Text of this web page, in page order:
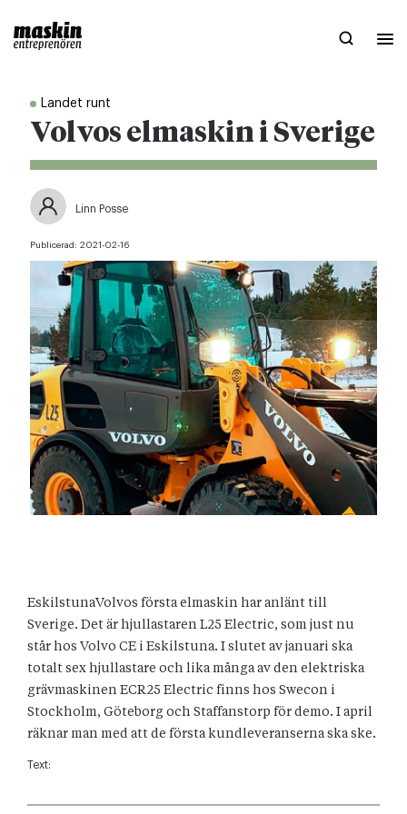
Landet runt
Volvos elmaskin i Sverige
Linn Posse
Publicerad: 2021-02-16
EskilstunaVolvos första elmaskin har anlänt till
Sverige. Det är hjullastaren L25 Electric, som just nu
står hos Volvo CE i Eskilstuna. I slutet av januari ska
totalt sex hjullastare och lika många av den elektriska
grävmaskinen ECR25 Electric finns hos Swecon i
Stockholm, Göteborg och Staffanstorp för demo. I april
räknar man med att de första kundleveranserna ska ske.
Text: